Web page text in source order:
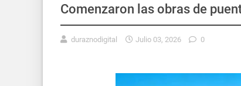
Comenzaron las obras de
duraznodigital Julio 03, 2026 0